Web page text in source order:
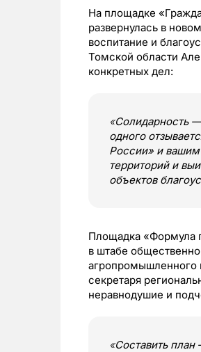
На площадке
развернулась в
воспитание и
Томской области
конкретных дел:
«Солидарность
одного
России» и
территорий и
объектов
Площадка «Формула
в штабе
агропромышленного
секретаря
неравнодушие и
«Составить